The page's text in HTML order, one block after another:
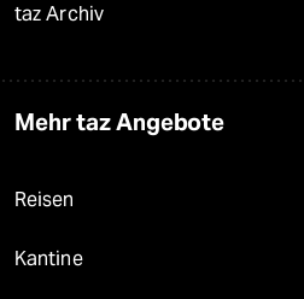
taz Archiv
Mehr taz Angebote
Reisen
Kantine